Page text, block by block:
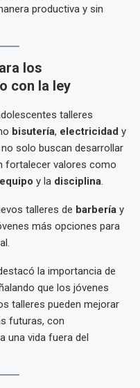
productiva y sin
los
con la ley
talleres
bisutería, electricidad y
solo buscan desarrollar
fortalecer valores como
y la disciplina.
talleres de barbería y
más opciones para
la importancia de
que los jóvenes
talleres pueden mejorar
futuras, con
una vida fuera del